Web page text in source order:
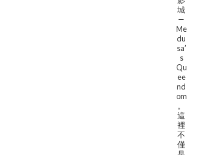
城
—
Me
du
sa’
s
Qu
ee
nd
om
。
這
裡
不
僅